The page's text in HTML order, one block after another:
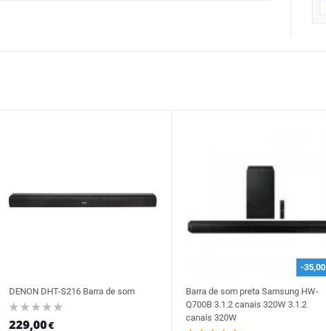
DENON DHT-S216 Barra de som
229,00€
-35,00
Barra de som preta Samsung HW-
Q700B 3.1.2 canais 320W 3.1.2
canais 320W